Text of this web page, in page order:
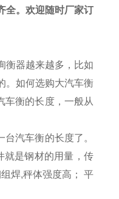
全。欢迎随时厂家订
衡器越来越多，比如
。如何选购大汽车衡
车衡的长度，一般从
台汽车衡的长度了。
就是钢材的用量，传
焊,秤体强度高；
平